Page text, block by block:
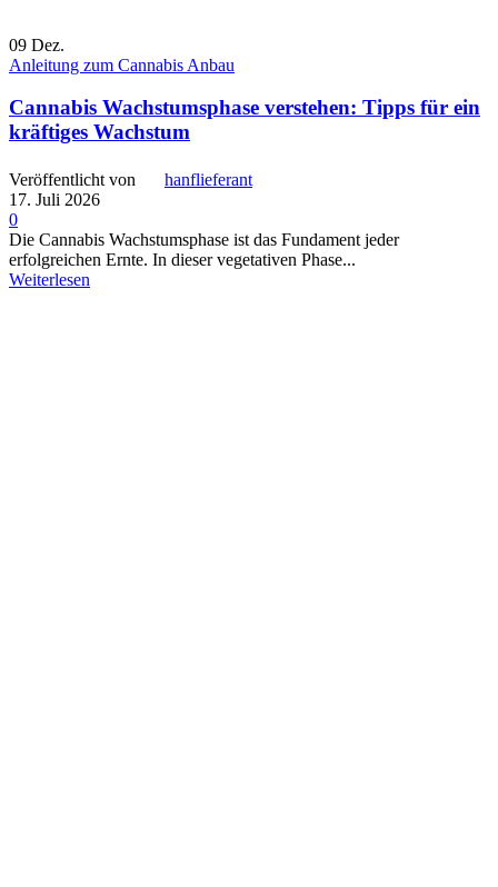
09 Dez.
Anleitung zum Cannabis Anbau
Cannabis Wachstumsphase verstehen: Tipps für ein
kräftiges Wachstum
Veröffentlicht von
hanflieferant
17. Juli 2026
0
Die Cannabis Wachstumsphase ist das Fundament jeder
erfolgreichen Ernte. In dieser vegetativen Phase...
Weiterlesen